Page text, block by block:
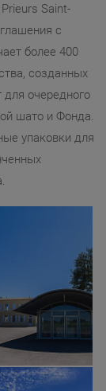
Saint-
с
более 400
созданных
для очередного
шато и Фонда.
упаковки для